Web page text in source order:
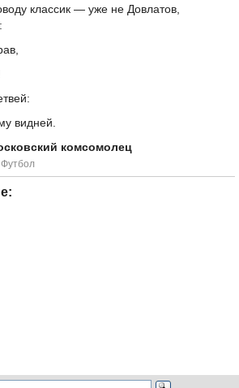
классик — уже не Довлатов,
видней.
комсомолец
Футбол